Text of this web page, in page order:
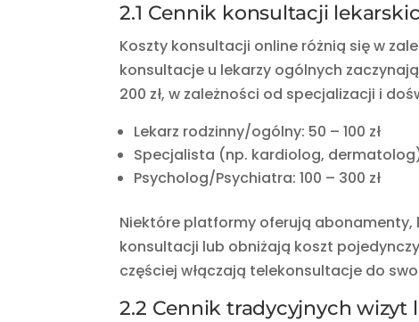
2.1 Cennik konsultacji
Koszty konsultacji online różnią się w
konsultacje u lekarzy ogólnych
200 zł, w zależności od specjalizacji i
Lekarz rodzinny/ogólny: 50 – 100 zł
Specjalista (np. kardiolog,
Psycholog/Psychiatra: 100 – 300 zł
Niektóre platformy oferują
konsultacji lub obniżają koszt
częściej włączają telekonsultacje do
2.2 Cennik tradycyjnych wizyt